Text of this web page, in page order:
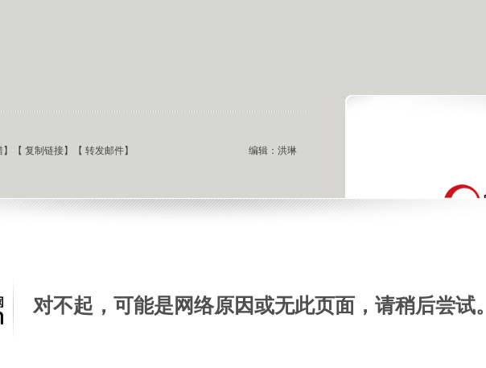
编辑：洪琳
】【 复制链接】【 转发邮件】
对不起，可能是网络原因或无此页面，请稍后尝试。